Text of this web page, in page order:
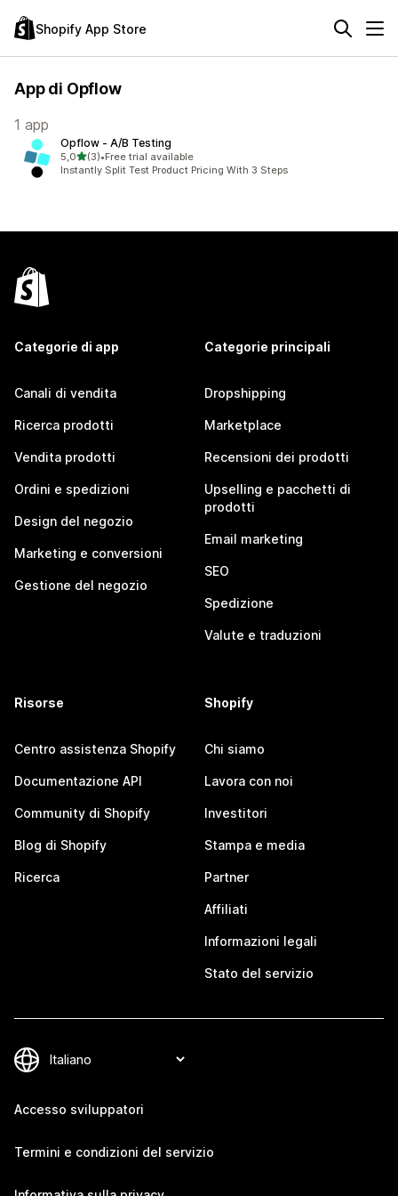
Shopify App Store
App di Opflow
1 app
Opflow ‑ A/B Testing
5,0stelle su 5
(3)
3 recensioni totali
•Free trial available
Instantly Split Test Product Pricing With 3 Steps
Categorie di app
Canali di vendita
Ricerca prodotti
Vendita prodotti
Ordini e spedizioni
Design del negozio
Marketing e conversioni
Gestione del negozio
Categorie principali
Dropshipping
Marketplace
Recensioni dei prodotti
Upselling e pacchetti di
prodotti
Email marketing
SEO
Spedizione
Valute e traduzioni
Risorse
Centro assistenza Shopify
Documentazione API
Community di Shopify
Blog di Shopify
Ricerca
Shopify
Chi siamo
Lavora con noi
Investitori
Stampa e media
Partner
Affiliati
Informazioni legali
Stato del servizio
Accesso sviluppatori
Termini e condizioni del servizio